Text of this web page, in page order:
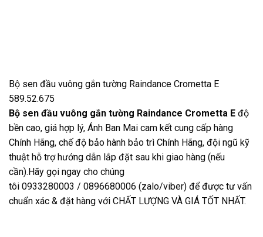
Bộ sen đầu vuông gắn tường Raindance Crometta E
589.52.675
Bộ sen đầu vuông gắn tường Raindance Crometta E độ
bền cao, giá hợp lý, Ánh Ban Mai cam kết cung cấp hàng
Chính Hãng, chế độ bảo hành bảo trì Chính Hãng, đội ngũ kỹ
thuật hỗ trợ hướng dẫn lắp đặt sau khi giao hàng (nếu
cần).Hãy gọi ngay cho chúng
tôi 0933280003 / 0896680006 (zalo/viber) để được tư vấn
chuẩn xác & đặt hàng với CHẤT LƯỢNG VÀ GIÁ TỐT NHẤT.